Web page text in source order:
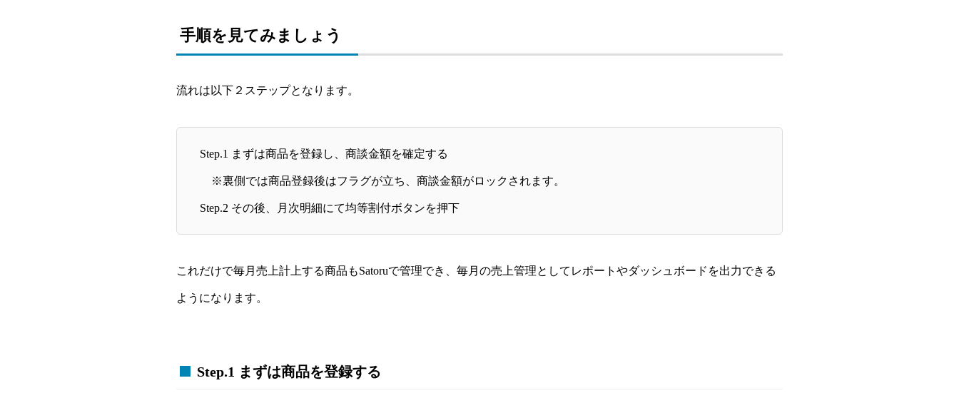
手順を見てみましょう
流れは以下２ステップとなります。
Step.1 まずは商品を登録し、商談金額を確定する
※裏側では商品登録後はフラグが立ち、商談金額がロックされます。
Step.2 その後、月次明細にて均等割付ボタンを押下
これだけで毎月売上計上する商品もSatoruで管理でき、毎月の売上管理としてレポートやダッシュボードを出力できる
ようになります。
Step.1 まずは商品を登録する